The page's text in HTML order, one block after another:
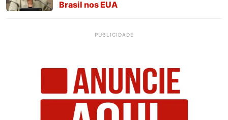
Brasil nos EUA
PUBLICIDADE